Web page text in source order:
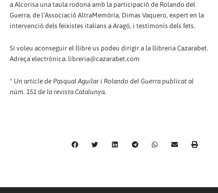
a Alcorisa una taula rodona amb la participació de Rolando del
Guerra, de l'Associació AltraMemòria, Dimas Vaquero, expert en la
intervenció dels feixistes italians a Aragó, i testimonis dels fets.
Si voleu aconseguir el llibre us podeu dirigir a la llibreria Cazarabet.
Adreça electrònica: libreria@cazarabet.com
* Un article de Pasqual Aguilar i Rolando del Guerra publicat al
núm. 151 de la revista Catalunya.